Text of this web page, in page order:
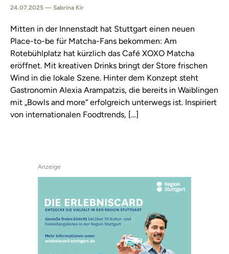
24.07.2025 — Sabrina Kir
Mitten in der Innenstadt hat Stuttgart einen neuen
Place-to-be für Matcha-Fans bekommen: Am
Rotebühlplatz hat kürzlich das Café XOXO Matcha
eröffnet. Mit kreativen Drinks bringt der Store frischen
Wind in die lokale Szene. Hinter dem Konzept steht
Gastronomin Alexia Arampatzis, die bereits in Waiblingen
mit „Bowls and more“ erfolgreich unterwegs ist. Inspiriert
von internationalen Foodtrends, […]
Anzeige